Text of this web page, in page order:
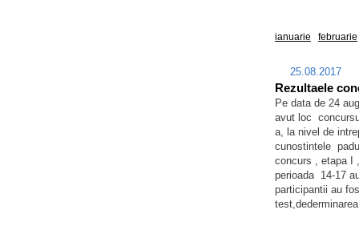
ianuarie februarie
25.08.2017
Rezultaele
Pe data de 24
avut loc
a, la nivel de
cunostintele
concurs , etapa I
perioada 14-17
participantii au